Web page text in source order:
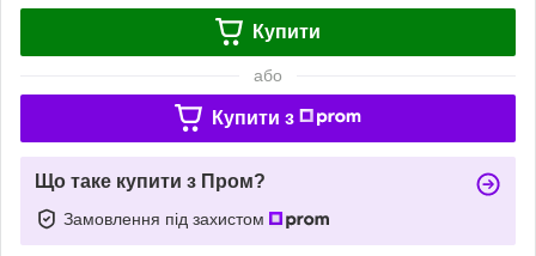
Купити
або
Купити з
Що таке купити з Пром?
Замовлення під захистом